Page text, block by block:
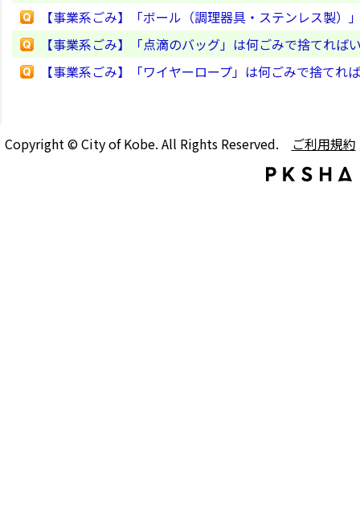
【事業系ごみ】「ボール（調理器具・ステンレス製
【事業系ごみ】「点滴のバッグ」は何ごみで捨てれば
【事業系ごみ】「ワイヤーロープ」は何ごみで捨てれ
Copyright © City of Kobe. All Rights Reserved. ご利用規約